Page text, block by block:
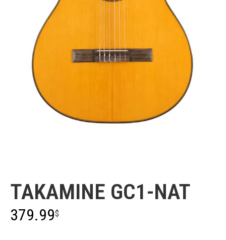
TAKAMINE GC1-NAT
379.99$